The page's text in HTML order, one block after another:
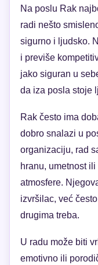
Na poslu Rak
radi nešto
sigurno i ljudsko.
i previše
jako siguran u
da iza posla stoje
Rak često ima
dobro snalazi u
organizaciju, rad
hranu, umetnost
atmosfere.
izvršilac, već
drugima treba.
U radu može biti
emotivno ili